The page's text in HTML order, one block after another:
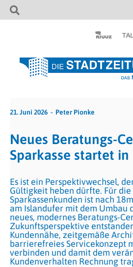
21. Juni 2026 Peter Pionke
Neues Beratungs-
Sparkasse startet
Es ist ein Perspektivwechsel,
Gültigkeit heben dürfte. Für
Sparkassenkunden ist nach
am Islandufer mit dem Umbau
neues, modernes Beratungs-
Zukunftsperspektive
Kundennähe, zeitgemäße
barrierefreies Servicekonzept
verbinden und damit dem
Kundenverhalten Rechnung